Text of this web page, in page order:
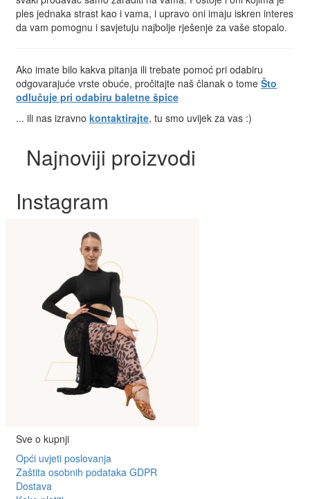
ples jednaka strast kao i vama, i upravo oni imaju iskren interes
da vam pomognu i savjetuju najbolje rješenje za vaše stopalo.
Ako imate bilo kakva pitanja ili trebate pomoć pri odabiru
odgovarajuće vrste obuće, pročitajte naš članak o tome Što
odlučuje pri odabiru baletne špice
... ili nas izravno kontaktirajte, tu smo uvijek za vas :)
Najnoviji proizvodi
Instagram
Sve o kupnji
Opći uvjeti poslovanja
Zaštita osobnih podataka GDPR
Dostava